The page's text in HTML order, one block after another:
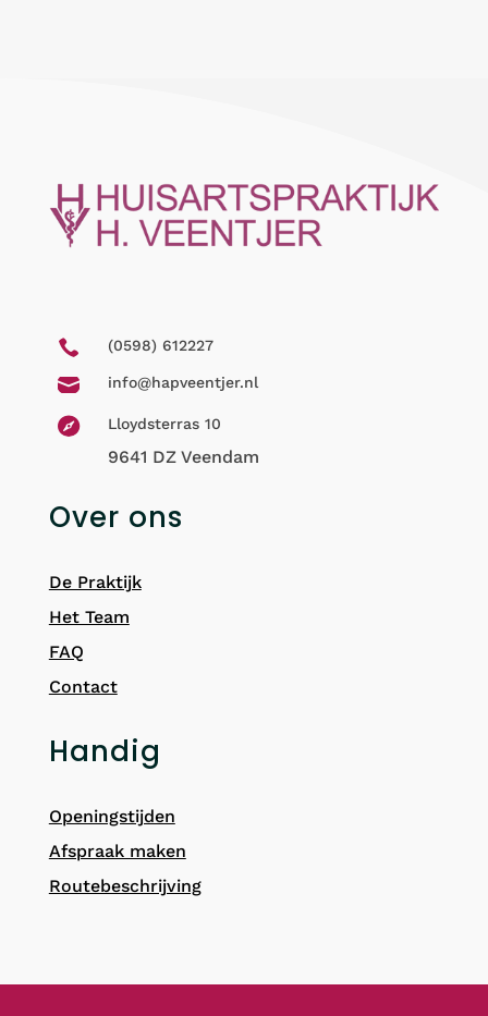
 (0598) 612227
 info@hapveentjer.nl
 Lloydsterras 10
9641 DZ Veendam
Over ons
De Praktijk
Het Team
FAQ
Contact
Handig
Openingstijden
Afspraak maken
Routebeschrijving